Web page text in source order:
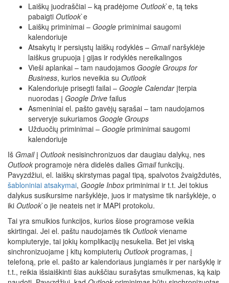
Laiškų juodraščiai – ką pradėjome Outlook`e, tą teks
pabaigti Outlook`e
Laiškų priminimai – Google priminimai saugomi
kalendoriuje
Atsakytų ir persiųstų laiškų rodyklės – Gmailnaršyklėje
laiškus grupuoja į gijas ir rodyklės nereikalingos
Vieši aplankai – tam naudojamos Google Groups for
Business, kurios neveikia su Outlook
Kalendoriuje prisegti failai – Google Calendarįterpia
nuorodas į Google Drive failus
Asmeniniai el. pašto gavėjų sąrašai – tam naudojamos
serveryje sukuriamos Google Groups
Užduočių priminimai – Google priminimai saugomi
kalendoriuje
Iš Gmailį Outlook nesisinchronizuos dar daugiau dalykų, nes
Outlook programoje nėra didelės dalies Gmailfunkcijų.
Pavyzdžiui, el. laiškų skirstymas pagal tipą, spalvotos žvaigždutės,
šabloniniai atsakymai, Google Inboxpriminimai ir t.t. Jei tokius
dalykus susikursime naršyklėje, juos ir matysime tik naršyklėje, o
iki Outlook`o jie neateis net ir MAPI protokolu.
Tai yra smulkios funkcijos, kurios šiose programose veikia
skirtingai. Jei el. paštu naudojamės tik Outlook viename
kompiuteryje, tai jokių komplikacijų nesukelia. Bet jei viską
sinchronizuojame į kitų kompiuterių Outlook programas, į
telefoną, prie el. pašto ar kalendoriaus jungiamės ir per naršyklę ir
t.t., reikia išsiaiškinti šias aukščiau surašytas smulkmenas, ką kaip